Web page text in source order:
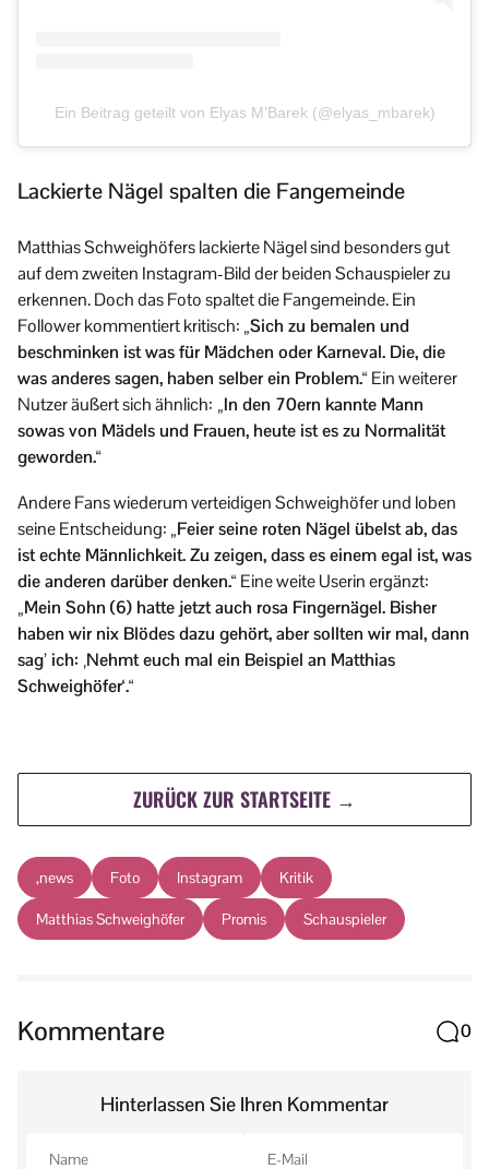
Ein Beitrag geteilt von Elyas M’Barek (@elyas_mbarek)
Lackierte Nägel spalten die Fangemeinde
Matthias Schweighöfers lackierte Nägel sind besonders gut
auf dem zweiten Instagram-Bild der beiden Schauspieler zu
erkennen. Doch das Foto spaltet die Fangemeinde. Ein
Follower kommentiert kritisch: „Sich zu bemalen und
beschminken ist was für Mädchen oder Karneval. Die, die
was anderes sagen, haben selber ein Problem.“Ein weiterer
Nutzer äußert sich ähnlich: „In den 70ern kannte Mann
sowas von Mädels und Frauen, heute ist es zu Normalität
geworden.“
Andere Fans wiederum verteidigen Schweighöfer und loben
seine Entscheidung: „Feier seine roten Nägel übelst ab, das
ist echte Männlichkeit. Zu zeigen, dass es einem egal ist, was
die anderen darüber denken.“Eine weite Userin ergänzt:
„Mein Sohn (6) hatte jetzt auch rosa Fingernägel. Bisher
haben wir nix Blödes dazu gehört, aber sollten wir mal, dann
sag’ ich: ‚Nehmt euch mal ein Beispiel an Matthias
Schweighöfer‘.“
ZURÜCK ZUR STARTSEITE →
,news Foto Instagram Kritik
Matthias Schweighöfer Promis Schauspieler
Kommentare 0
Hinterlassen Sie Ihren Kommentar